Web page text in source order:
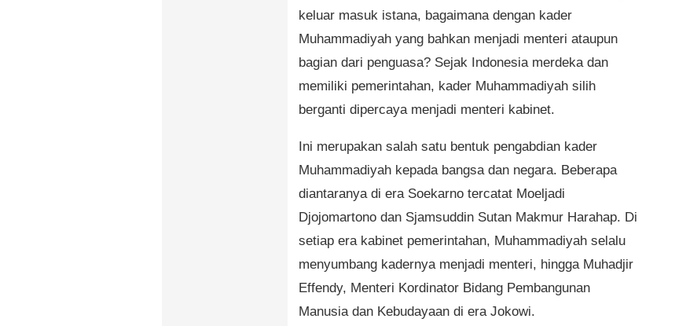
keluar masuk istana, bagaimana dengan kader
Muhammadiyah yang bahkan menjadi menteri ataupun
bagian dari penguasa? Sejak Indonesia merdeka dan
memiliki pemerintahan, kader Muhammadiyah silih
berganti dipercaya menjadi menteri kabinet.
Ini merupakan salah satu bentuk pengabdian kader
Muhammadiyah kepada bangsa dan negara. Beberapa
diantaranya di era Soekarno tercatat Moeljadi
Djojomartono dan Sjamsuddin Sutan Makmur Harahap. Di
setiap era kabinet pemerintahan, Muhammadiyah selalu
menyumbang kadernya menjadi menteri, hingga Muhadjir
Effendy, Menteri Kordinator Bidang Pembangunan
Manusia dan Kebudayaan di era Jokowi.